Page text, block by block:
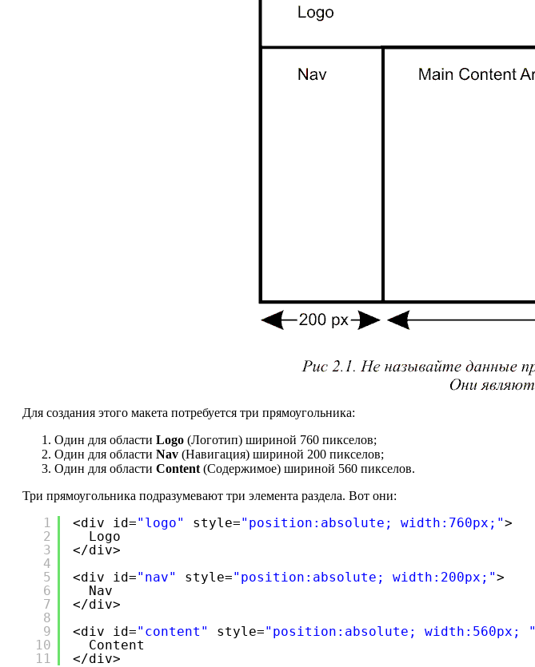
Для создания этого макета потребуется три прямоугольника:
Один для области Logo (Логотип) шириной 760 пикселов;
Один для области Nav (Навигация) шириной 200 пикселов;
Один для области Content (Содержимое) шириной 560 пикселов.
Три прямоугольника подразумевают три элемента раздела. Вот они:
1
2
3
4
5
6
7
8
9
10
11
<div id="logo" style="position:absolute; width:760px;">
Logo
</div>
<div id="nav" style="position:absolute; width:200px;">
Nav
</div>
<div id="content" style="position:absolute; width:560px; "
Content
</div>